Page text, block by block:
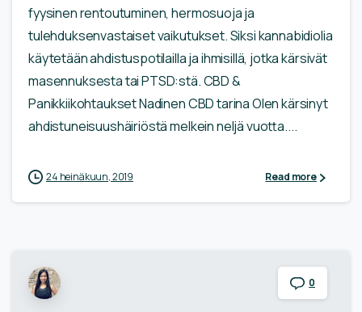
fyysinen rentoutuminen, hermosuoja ja
tulehduksenvastaiset vaikutukset. Siksi kannabidiolia
käytetään ahdistuspotilailla ja ihmisillä, jotka kärsivät
masennuksesta tai PTSD:stä. CBD &
Panikkiikohtaukset Nadinen CBD tarina Olen kärsinyt
ahdistuneisuushäiriöstä melkein neljä vuotta....
24 heinäkuun, 2019 Read more
0